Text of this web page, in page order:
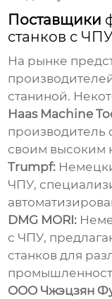
Поставщики
станков с
На рынке
станиной.
Haas Machine
производитель
своим высоким
Trumpf:
ЧПУ,
DMG MORI:
с ЧПУ,
станков для
ООО Чжэцзян